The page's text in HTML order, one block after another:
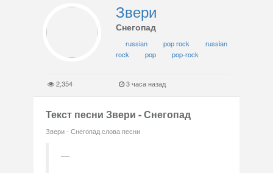
Звери
Снегопад
russian pop rock
russian
rock
pop pop-rock
2,354 3 часа назад
Текст песни Звери - Снегопад
Звери - Снегопад слова песни